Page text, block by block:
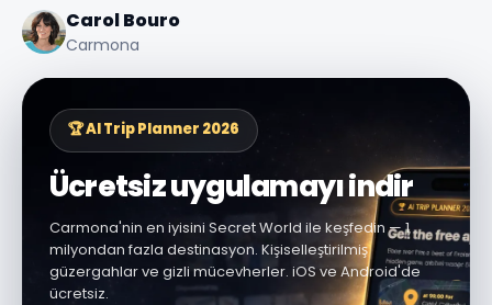
Carol Bouro
Carmona
🏆 AI Trip Planner 2026
Ücretsiz uygulamayı indir
Carmona'nin en iyisini Secret World ile keşfedin — 1
milyondan fazla destinasyon. Kişiselleştirilmiş
güzergahlar ve gizli mücevherler. iOS ve Android'de
ücretsiz.